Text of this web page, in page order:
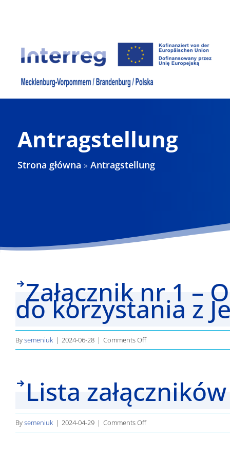
Antragstellung
Strona główna »Antragstellung
Załącznik nr 1 –
do korzystania z
Bysemeniuk | 2024-06-28 | Comments Offon
Załącznik
–
o
osobach
Lista
Bysemeniuk | 2024-04-29 | Comments Offon
Lista